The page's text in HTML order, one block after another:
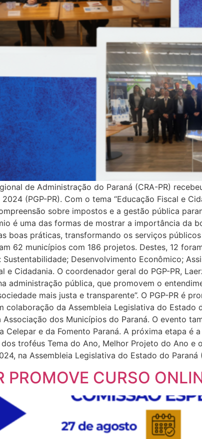
de Administração do Paraná (CRA-PR)
2024 (PGP-PR). Com o tema “Educação Fiscal e
sobre impostos e a gestão pública
é uma das formas de mostrar a importância da
boas práticas, transformando os serviços
62 municípios com 186 projetos. Destes, 12
Sustentabilidade; Desenvolvimento Econômico;
e Cidadania. O coordenador geral do PGP-PR,
administração pública, que promovem o
mais justa e transparente”. O PGP-PR é
colaboração da Assembleia Legislativa do Estado
dos Municípios do Paraná. O evento
Celepar e da Fomento Paraná. A próxima etapa
troféus Tema do Ano, Melhor Projeto do Ano
na Assembleia Legislativa do Estado do
PROMOVE CURSO